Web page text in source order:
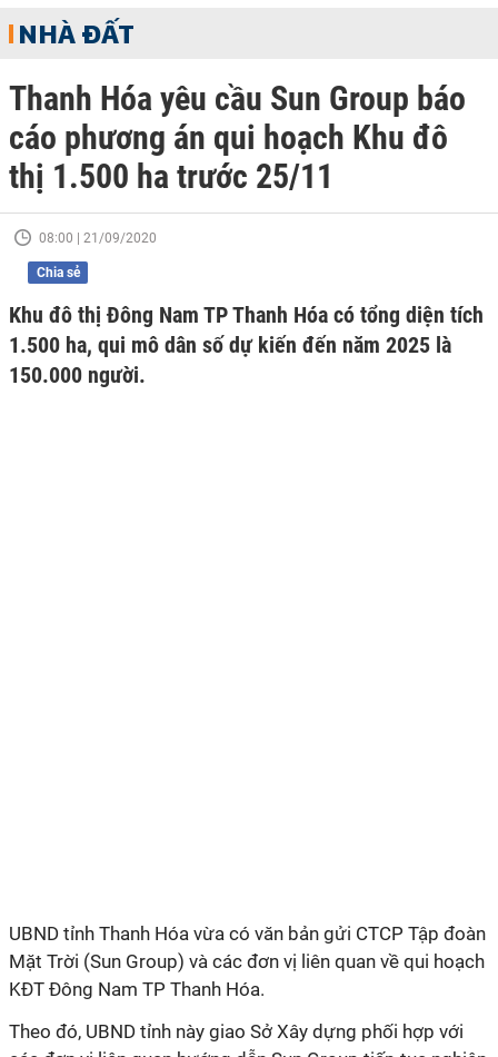
NHÀ ĐẤT
Thanh Hóa yêu cầu Sun Group báo
cáo phương án qui hoạch Khu đô
thị 1.500 ha trước 25/11
08:00 | 21/09/2020
Chia sẻ
Khu đô thị Đông Nam TP Thanh Hóa có tổng diện tích
1.500 ha, qui mô dân số dự kiến đến năm 2025 là
150.000 người.
UBND tỉnh Thanh Hóa vừa có văn bản gửi CTCP Tập đoàn
Mặt Trời (Sun Group) và các đơn vị liên quan về qui hoạch
KĐT Đông Nam TP Thanh Hóa.
Theo đó, UBND tỉnh này giao Sở Xây dựng phối hợp với